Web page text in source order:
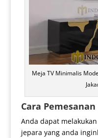
Meja TV Minimalis
Cara Pemesanan
Anda dapat
jepara yang anda